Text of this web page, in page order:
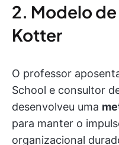
2. Modelo
Kotter
O professor
School e consultor
desenvolveu uma
para manter o
organizacional